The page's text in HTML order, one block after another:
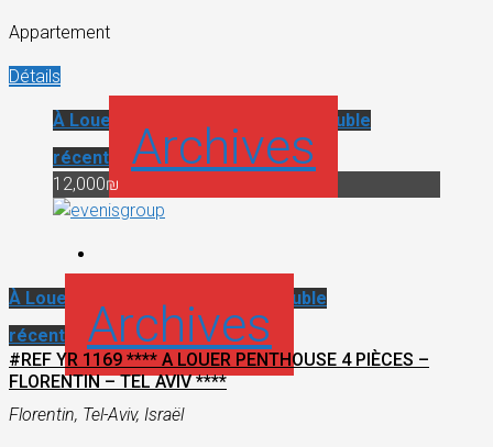
Appartement
Détails
À Louer
Immeuble
récent
Archives
12,000₪
À Louer
Immeuble
récent
Archives
#REF YR 1169 **** A LOUER PENTHOUSE 4 PIÈCES –
FLORENTIN – TEL AVIV ****
Florentin, Tel-Aviv, Israël